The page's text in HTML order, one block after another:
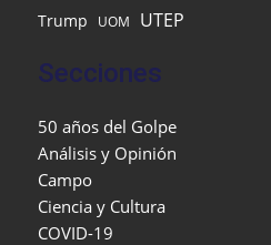
Trump UOM UTEP
Secciones
50 años del Golpe
Análisis y Opinión
Campo
Ciencia y Cultura
COVID-19